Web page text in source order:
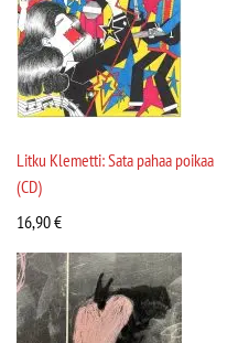
Litku Klemetti: Sata pahaa poikaa
(CD)
16,90€